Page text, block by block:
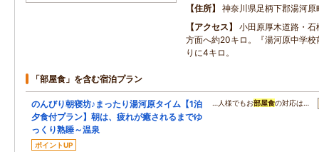
住所
神奈川県足柄下郡湯河
アクセス
小田原厚木道路・
方面へ約20キロ。『湯河原中学校
りに4キロ。
「部屋食」を含む宿泊プラン
のんびり朝寝坊♪まったり湯河原タイム【1泊
夕食付プラン】朝は、疲れが癒されるまでゆ
っくり熟睡～温泉
ポイントUP
…人様でもお部屋食の対応は…